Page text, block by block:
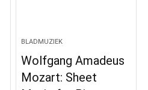
BLADMUZIEK
Wolfgang Amadeus
Mozart: Sheet